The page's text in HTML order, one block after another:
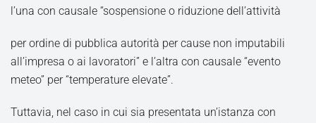
l’una con causale “sospensione o riduzione dell’attività
per ordine di pubblica autorità per cause non imputabili
all’impresa o ai lavoratori” e l’altra con causale “evento
meteo” per “temperature elevate”.
Tuttavia, nel caso in cui sia presentata un’istanza con